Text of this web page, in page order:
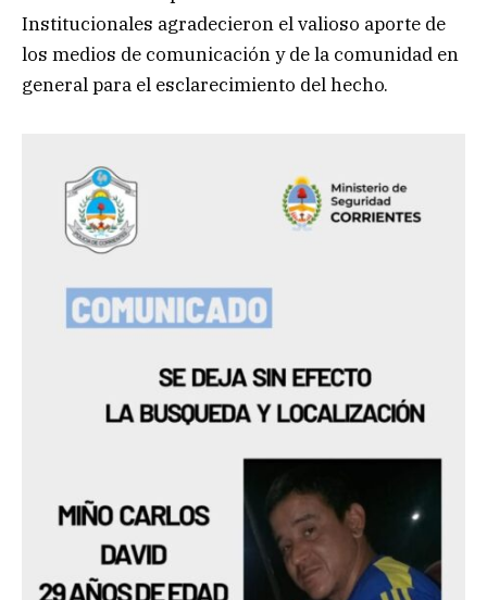
Institucionales agradecieron el valioso aporte de
los medios de comunicación y de la comunidad en
general para el esclarecimiento del hecho.